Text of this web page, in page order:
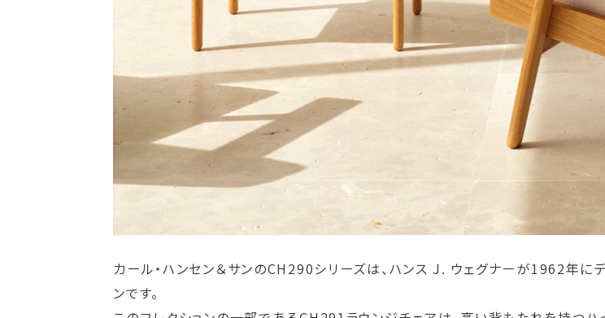
カール・ハンセン＆サンのCH290シリーズは、ハンス J. ウェグナーが1962年に
ンです。